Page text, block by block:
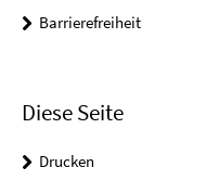
Barrierefreiheit
Diese Seite
Drucken